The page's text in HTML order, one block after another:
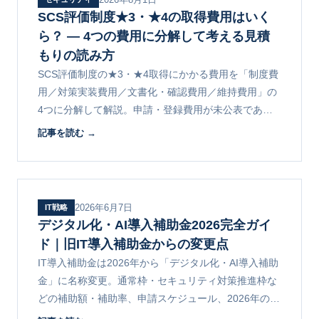
SCS評価制度★3・★4の取得費用はいく
ら？ ― 4つの費用に分解して考える見積
もりの読み方
SCS評価制度の★3・★4取得にかかる費用を「制度費
用／対策実装費用／文書化・確認費用／維持費用」の
4つに分解して解説。申請・登録費用が未公表である
前提を押さえたうえで、30名規模のモデルケース、自
どころ、費用を抑える原則をまとめます。
記事を読む →
IT戦略 2026年6月7日
デジタル化・AI導入補助金2026完全ガイ
ド｜旧IT導入補助金からの変更点
IT導入補助金は2026年から「デジタル化・AI導入補助
金」に名称変更。通常枠・セキュリティ対策推進枠な
どの補助額・補助率、申請スケジュール、2026年の主
な変更点（効果報告の義務化等）、情シス領域（セキ